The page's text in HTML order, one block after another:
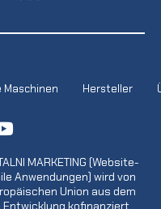
Maschinen Hersteller
MARKETING (Website-
Anwendungen) wird von
Union aus dem